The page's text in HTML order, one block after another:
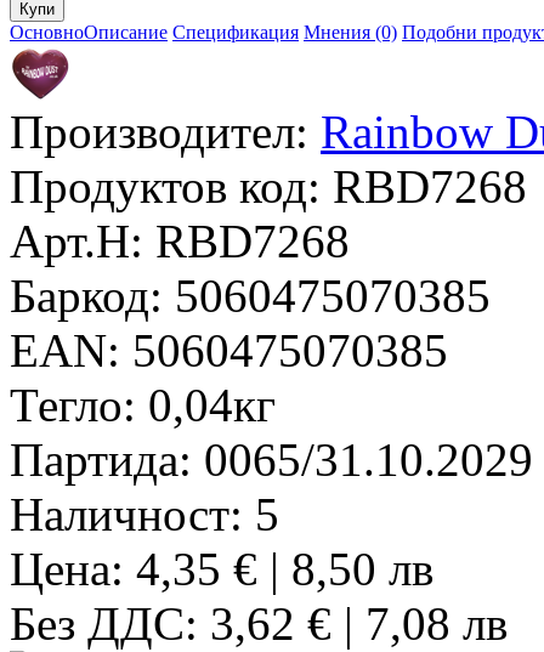
ОсновноОписание Спецификация Мнения (0) Подобни
Производител: Rainbow
Продуктов код: RBD7268
Арт.Н: RBD7268
Баркод: 5060475070385
EAN: 5060475070385
Тегло: 0,04кг
Партида: 0065/31.10.2029
Наличност: 5
Цена: 4,35 € | 8,50 лв
Без ДДС: 3,62 € | 7,08 лв